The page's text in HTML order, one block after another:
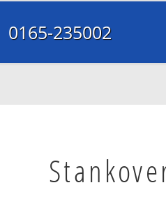
0165-235002